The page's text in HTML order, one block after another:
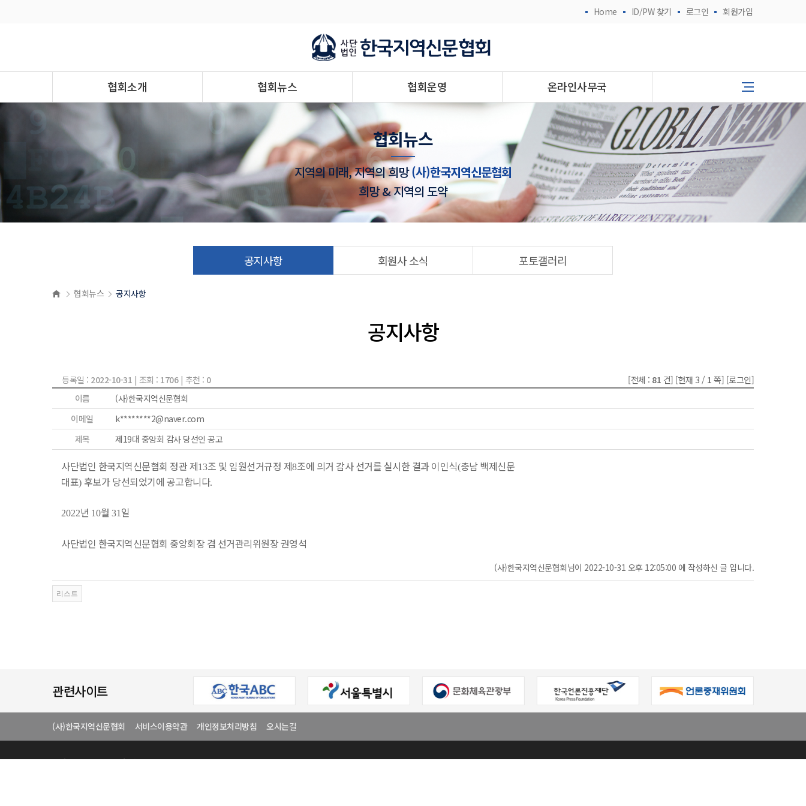
Home ID/PW 찾기 로그인 회원가입
협회소개 협회뉴스 협회운영 온라인사무국
협회뉴스
지역의 미래, 지역의 희망(사)한국지역신문협회
희망 & 지역의 도약
공지사항 회원사 소식 포토갤러리
협회뉴스 공지사항
공지사항
등록일 : 2022-10-31 | 조회 : 1706| 추천 : 0 [전체 : 81 건] [현재 3 / 1 쪽] [로그인]
이름
(사)한국지역신문협회
이메일
k********2@naver.com
제목
제19대 중앙회 감사 당선인 공고
사단법인 한국지역신문협회 정관 제13조 및 임원선거규정 제8조에 의거 감사 선거를 실시한 결과 이인식(충남 백제신문
대표) 후보가 당선되었기에 공고합니다.
2022년 10월 31 일
사단법인 한국지역신문협회 중앙회장 겸 선거관리위원장 권영석
(사)한국지역신문협회님이 2022-10-31 오후 12:05:00 에 작성하신 글 입니다.
관련사이트
(사)한국지역신문협회 서비스이용약관 개인정보처리방침 오시는길